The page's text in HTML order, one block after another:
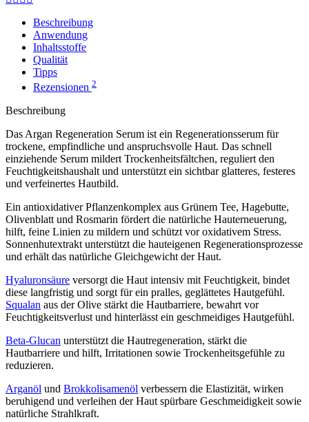
Beschreibung
Anwendung
Inhaltsstoffe
Qualität
Tipps
Rezensionen 2
Beschreibung
Das Argan Regeneration Serum ist ein Regenerationsserum für
trockene, empfindliche und anspruchsvolle Haut. Das schnell
einziehende Serum mildert Trockenheitsfältchen, reguliert den
Feuchtigkeitshaushalt und unterstützt ein sichtbar glatteres, festeres
und verfeinertes Hautbild.
Ein antioxidativer Pflanzenkomplex aus Grünem Tee, Hagebutte,
Olivenblatt und Rosmarin fördert die natürliche Hauterneuerung,
hilft, feine Linien zu mildern und schützt vor oxidativem Stress.
Sonnenhutextrakt unterstützt die hauteigenen Regenerationsprozesse
und erhält das natürliche Gleichgewicht der Haut.
Hyaluronsäure versorgt die Haut intensiv mit Feuchtigkeit, bindet
diese langfristig und sorgt für ein pralles, geglättetes Hautgefühl.
Squalan aus der Olive stärkt die Hautbarriere, bewahrt vor
Feuchtigkeitsverlust und hinterlässt ein geschmeidiges Hautgefühl.
Beta-Glucan unterstützt die Hautregeneration, stärkt die
Hautbarriere und hilft, Irritationen sowie Trockenheitsgefühle zu
reduzieren.
Arganöl und Brokkolisamenöl verbessern die Elastizität, wirken
beruhigend und verleihen der Haut spürbare Geschmeidigkeit sowie
natürliche Strahlkraft.